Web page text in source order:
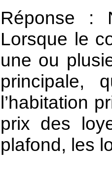
Réponse :
Lorsque le
une ou
principale,
l’habitation
prix des
plafond, les